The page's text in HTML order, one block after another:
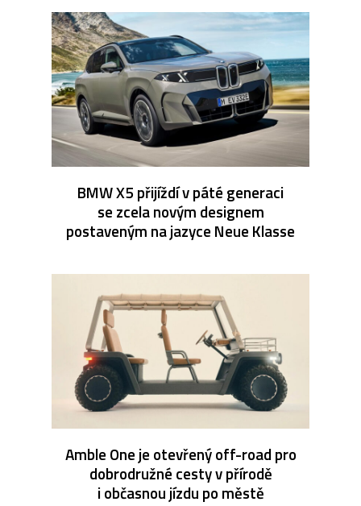
BMW X5 přijíždí v páté generaci
se zcela novým designem
postaveným na jazyce Neue Klasse
Amble One je otevřený off-road pro
dobrodružné cesty v přírodě
i občasnou jízdu po městě